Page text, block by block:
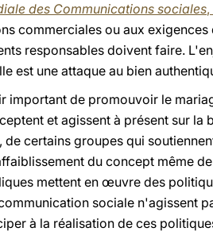
des Communications sociales
commerciales ou aux
responsables doivent faire.
est une attaque au bien
important de promouvoir le
et agissent à présent sur la
certains groupes qui
du concept même
mettent en œuvre des
sociale n'agissent
à la réalisation de ces